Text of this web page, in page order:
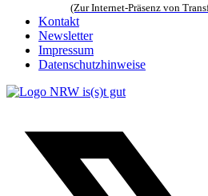
(Zur Internet-Präsenz von
Kontakt
Newsletter
Impressum
Datenschutzhinweise